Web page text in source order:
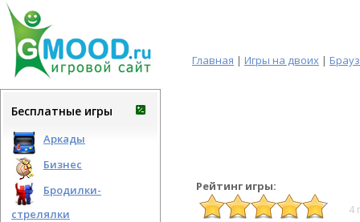
Главная | Игры на двоих |
Бесплатные игры
Аркады
Бизнес
Бродилки-
стрелялки
Рейтинг игры:
4